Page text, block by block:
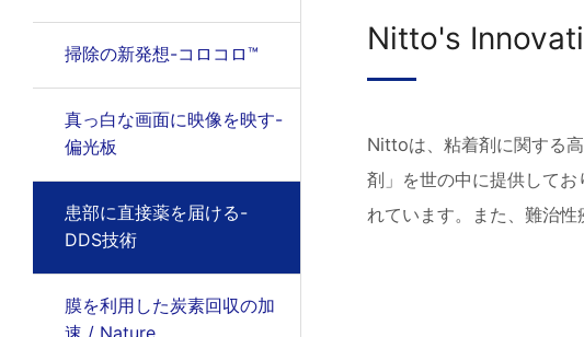
掃除の新発想-コロコロ™
真っ白な画面に映像を映す-
偏光板
患部に直接薬を届ける-
DDS技術
膜を利用した炭素回収の加
速 / Nature
Nitto's
Nittoは、粘着剤に関する
剤」を世の中に提供して
れています。また、難治性